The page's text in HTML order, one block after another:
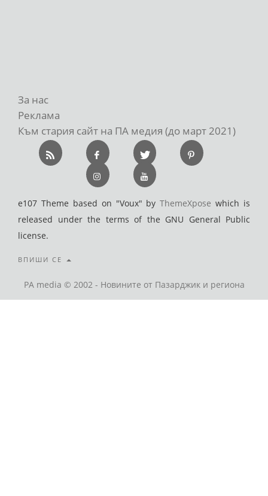
За нас
Реклама
Към стария сайт на ПА медия (до март 2021)
e107 Theme based on "Voux" byThemeXpose which is
released under the terms of the GNU General Public
license.
ВПИШИ СЕ
PA media © 2002 - Новините от Пазарджик и региона